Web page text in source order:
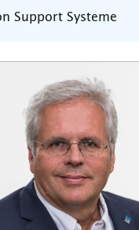
Support Systeme